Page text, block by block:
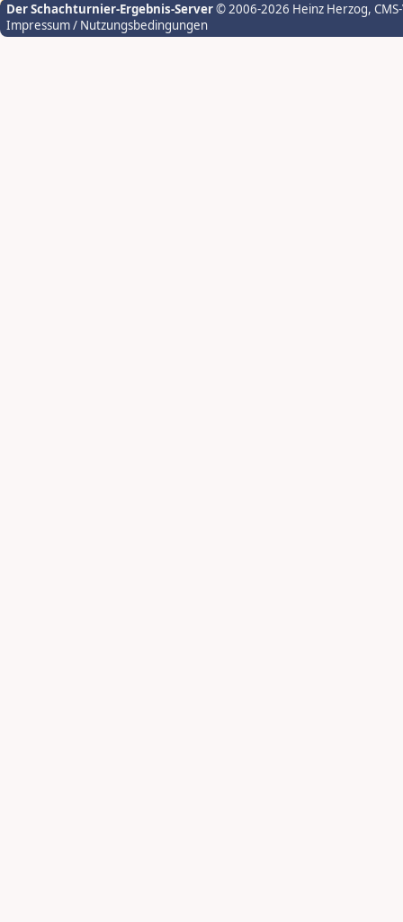
Der Schachturnier-Ergebnis-Server© 2006-2026 Heinz Herzog,
Impressum / Nutzungsbedingungen